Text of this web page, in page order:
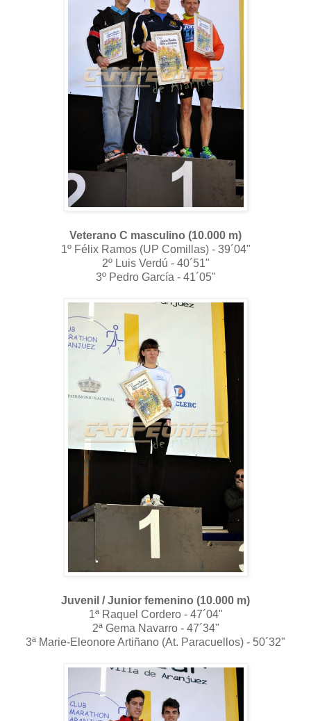
Veterano C masculino (10.000 m)
1º Félix Ramos (UP Comillas) - 39´04"
2º Luis Verdú - 40´51"
3º Pedro García - 41´05"
Juvenil / Junior femenino (10.000 m)
1ª Raquel Cordero - 47´04"
2ª Gema Navarro - 47´34"
3ª Marie-Eleonore Artiñano (At. Paracuellos) - 50´32"